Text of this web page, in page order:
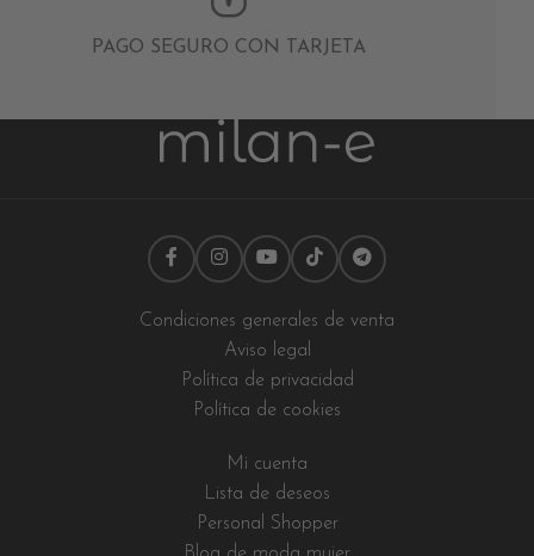
PAGO SEGURO CON TARJETA
Condiciones generales de venta
Aviso legal
Política de privacidad
Política de cookies
Mi cuenta
Lista de deseos
Personal Shopper